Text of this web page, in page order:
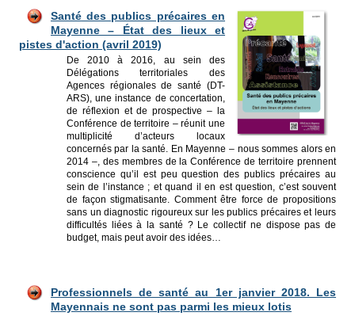
Santédes publics précaires en
Mayenne – État des lieux et
pistes d'action (avril 2019)
De 2010 à 2016, au sein des
Délégations territoriales des
Agences régionales de santé (DT-
ARS), une instance de concertation,
de réflexion et de prospective – la
Conférence de territoire – réunit une
multiplicité d’acteurs locaux
concernés par la santé. En Mayenne – nous sommes alors en
2014 –, des membres de la Conférence de territoire prennent
conscience qu’il est peu question des publics précaires au
sein de l’instance ; et quand il en est question, c’est souvent
de façon stigmatisante. Comment être force de propositions
sans un diagnostic rigoureux sur les publics précaires et leurs
difficultés liées à la santé ? Le collectif ne dispose pas de
budget, mais peut avoir des idées…
Professionnels de santé au 1er janvier 2018. Les
Mayennais ne sont pas parmi les mieux lotis